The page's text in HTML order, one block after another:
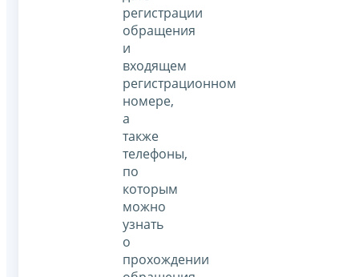
регистрации
обращения
и
входящем
регистрационном
номере,
а
также
телефоны,
по
которым
можно
узнать
о
прохождении